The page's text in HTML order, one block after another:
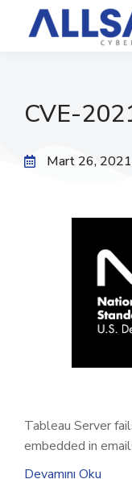
CVE-
Mart 26, 2021
Tableau Server
embedded in
Devamını Oku